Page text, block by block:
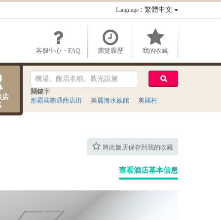
Language：繁體中文
客服中心・FAQ 瀏覽履歷 我的收藏
店
關鍵字
那霸國際通商店街
美麗海水族館 美國村
將此飯店保存到我的收藏
查看酒店基本信息